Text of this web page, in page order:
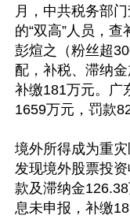
月，中共税务部
的“双高”人员，
彭煊之（粉丝超
配，补税、滞纳
补缴181万元。广
1659万元，罚款
境外所得成为重
发现境外股票投
款及滞纳金
息未申报，补缴